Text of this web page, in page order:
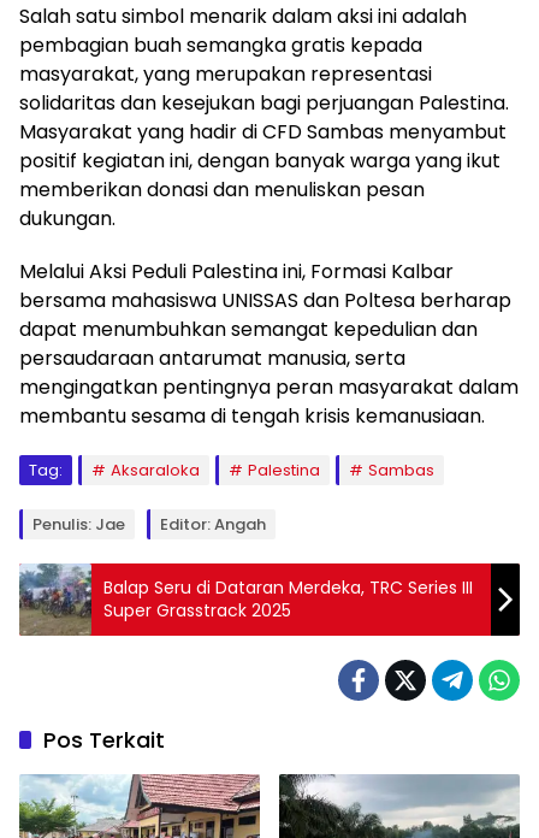
Salah satu simbol menarik dalam aksi ini adalah
pembagian buah semangka gratis kepada
masyarakat, yang merupakan representasi
solidaritas dan kesejukan bagi perjuangan Palestina.
Masyarakat yang hadir di CFD Sambas menyambut
positif kegiatan ini, dengan banyak warga yang ikut
memberikan donasi dan menuliskan pesan
dukungan.
Melalui Aksi Peduli Palestina ini, Formasi Kalbar
bersama mahasiswa UNISSAS dan Poltesa berharap
dapat menumbuhkan semangat kepedulian dan
persaudaraan antarumat manusia, serta
mengingatkan pentingnya peran masyarakat dalam
membantu sesama di tengah krisis kemanusiaan.
Tag: Aksaraloka Palestina Sambas
Penulis: Jae Editor: Angah
Balap Seru di Dataran Merdeka, TRC Series III
Super Grasstrack 2025
Pos Terkait